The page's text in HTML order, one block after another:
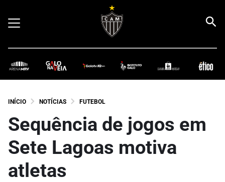
INÍCIO NOTÍCIAS FUTEBOL
Sequência de jogos em
Sete Lagoas motiva
atletas